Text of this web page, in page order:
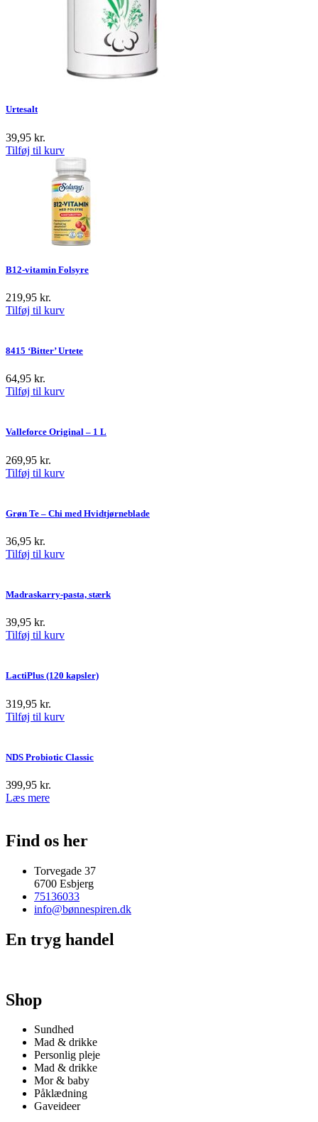
Urtesalt
39,95 kr.
Tilføj til kurv
B12-vitamin Folsyre
219,95 kr.
Tilføj til kurv
8415 ‘Bitter’ Urtete
64,95 kr.
Tilføj til kurv
Valleforce Original – 1 L
269,95 kr.
Tilføj til kurv
Grøn Te – Chi med Hvidtjørneblade
36,95 kr.
Tilføj til kurv
Madraskarry-pasta, stærk
39,95 kr.
Tilføj til kurv
LactiPlus (120 kapsler)
319,95 kr.
Tilføj til kurv
NDS Probiotic Classic
399,95 kr.
Læs mere
Find os her
Torvegade 37
6700 Esbjerg
75136033
info@bønnespiren.dk
En tryg handel
Shop
Sundhed
Mad & drikke
Personlig pleje
Mad & drikke
Mor & baby
Påklædning
Gaveideer